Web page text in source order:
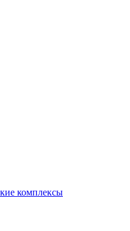
комплексы